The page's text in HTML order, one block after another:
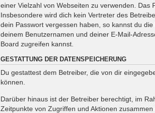
einer Vielzahl von Webseiten zu verwenden. Das
Insbesondere wird dich kein Vertreter des
dein Passwort vergessen haben, so kannst du
deinem Benutzernamen und deiner E-Mail-
Board zugreifen kannst.
GESTATTUNG DER DATENSPEICHERUNG
Du gestattest dem Betreiber, die von dir
können.
Darüber hinaus ist der Betreiber berechtigt, im
Zeitpunkte von Zugriffen und Aktionen